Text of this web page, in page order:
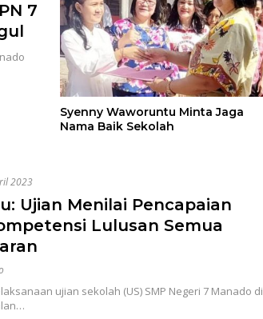
7
Syenny Waworuntu Minta Jaga
Nama Baik Sekolah
2023
Ujian Menilai Pencapaian
Lulusan Semua
ujian sekolah (US) SMP Negeri 7 Manado di